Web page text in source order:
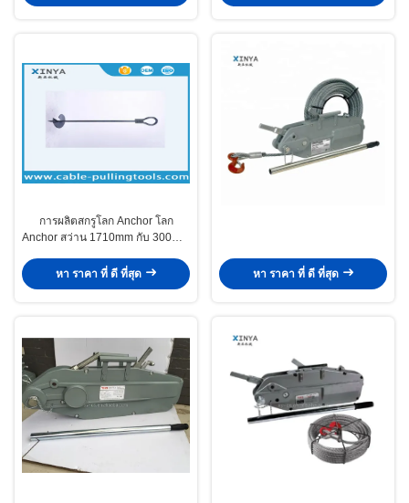
การผลิตสกรูโลก Anchor โลก
Anchor สว่าน 1710mm กับ 300mm
หา ราคา ที่ ดี ที่สุด
หา ราคา ที่ ดี ที่สุด